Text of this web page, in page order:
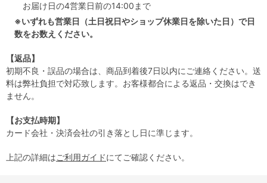
お届け日の4営業日前の14:00まで
※いずれも営業日（土日祝日やショップ休業日を除いた日）で日
数をお数えください。
【返品】
初期不良・誤品の場合は、商品到着後7日以内にご連絡ください。送
料は弊社負担で対応致します。お客様都合による返品・交換はでき
ません。
【お支払時期】
カード会社・決済会社の引き落とし日に準じます。
上記の詳細はご利用ガイドにてご確認ください。